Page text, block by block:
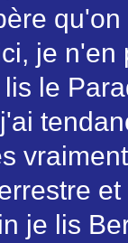
je n'en
le
je lis